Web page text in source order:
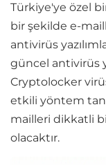
Türkiye'ye özel
bir şekilde e-
antivirüs
güncel antivirüs
Cryptolocker
etkili yöntem
mailleri dikkatli
olacaktır.